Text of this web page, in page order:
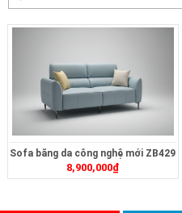
Sofa băng da công nghệ mới ZB429
8,900,000₫